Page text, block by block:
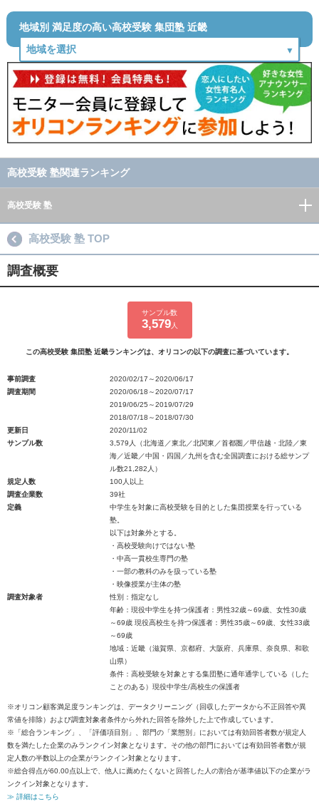
地域別 満足度の高い高校受験 集団塾 近畿
高校受験 塾関連ランキング
高校受験 塾
高校受験 塾 TOP
調査概要
サンプル数
3,579人
この高校受験 集団塾 近畿ランキングは、オリコンの以下の調査に基づいています。
事前調査
2020/02/17～2020/06/17
調査期間
2020/06/18～2020/07/17
2019/06/25～2019/07/29
2018/07/18～2018/07/30
更新日
2020/11/02
サンプル数
3,579人（北海道／東北／北関東／首都圏／甲信越・北陸／東
海／近畿／中国・四国／九州を含む全国調査における総サンプ
ル数21,282人）
規定人数
100人以上
調査企業数
39社
定義
中学生を対象に高校受験を目的とした集団授業を行っている
塾。
以下は対象外とする。
・高校受験向けではない塾
・中高一貫校生専門の塾
・一部の教科のみを扱っている塾
・映像授業が主体の塾
調査対象者
性別：指定なし
年齢：現役中学生を持つ保護者：男性32歳～69歳、女性30歳
～69歳 現役高校生を持つ保護者：男性35歳～69歳、女性33歳
～69歳
地域：近畿（滋賀県、京都府、大阪府、兵庫県、奈良県、和歌
山県）
条件：高校受験を対象とする集団塾に通年通学している（した
ことのある）現役中学生/高校生の保護者
※オリコン顧客満足度ランキングは、データクリーニング（回収したデータから不正回答や異
常値を排除）および調査対象者条件から外れた回答を除外した上で作成しています。
※「総合ランキング」、「評価項目別」、部門の「業態別」においては有効回答者数が規定人
数を満たした企業のみランクイン対象となります。その他の部門においては有効回答者数が規
定人数の半数以上の企業がランクイン対象となります。
※総合得点が60.00点以上で、他人に薦めたくないと回答した人の割合が基準値以下の企業がラ
ンクイン対象となります。
≫ 詳細はこちら